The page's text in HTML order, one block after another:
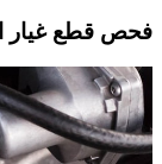
فحص قطع غيار